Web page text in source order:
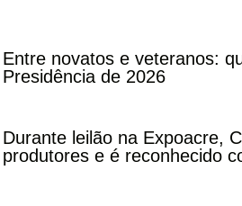
Entre novatos e veteranos:
Presidência de 2026
Durante leilão na Expoacre,
produtores e é reconhecido